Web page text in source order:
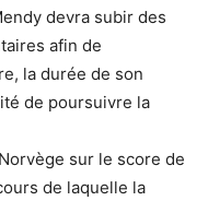
devra subir des
afin de
la durée de son
de poursuivre la
sur le score de
de laquelle la